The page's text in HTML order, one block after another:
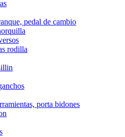
pedal de cambio
rodilla
porta bidones